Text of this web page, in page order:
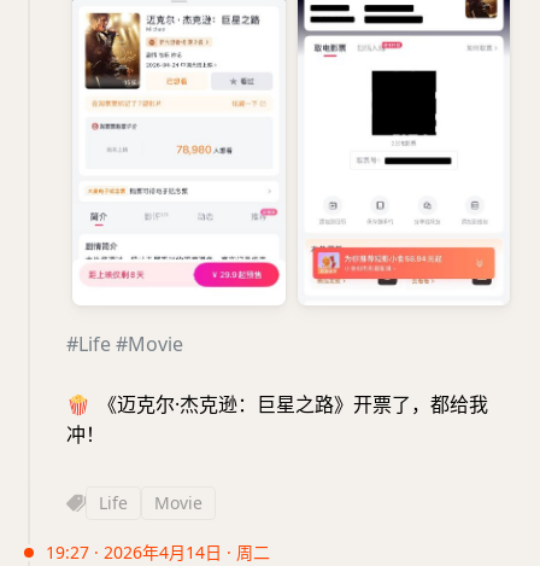
#Life#Movie
🍿
《迈克尔·杰克逊：巨星之路》开票了，都给我
冲！
Life Movie
19:27 · 2026年4月14日 · 周二